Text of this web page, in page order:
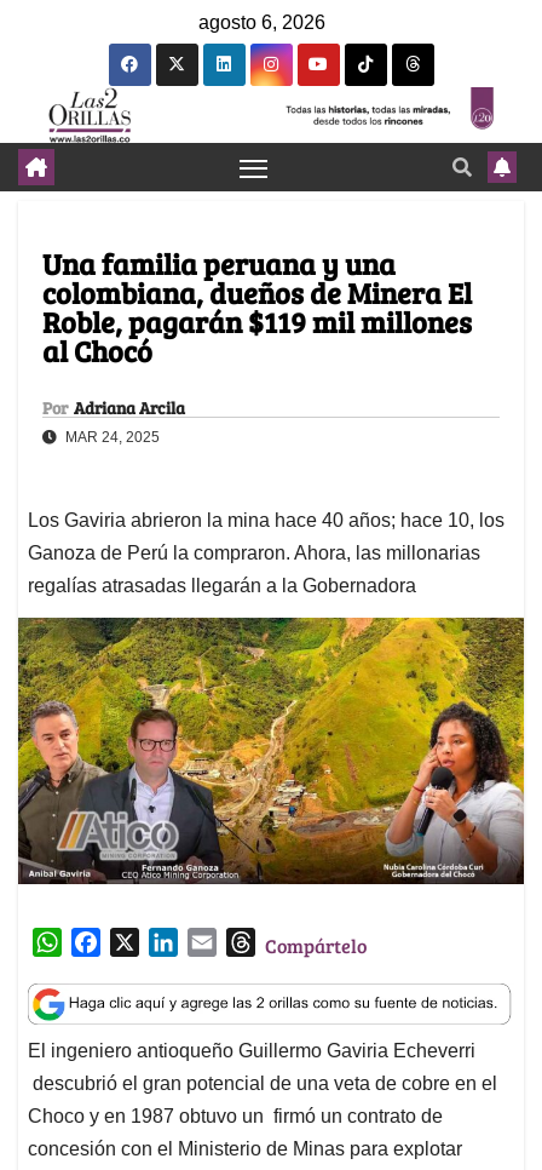
agosto 6, 2026
Una familia peruana y una
colombiana, dueños de Minera El
Roble, pagarán $119 mil millones
al Chocó
Por Adriana Arcila
MAR 24, 2025
Los Gaviria abrieron la mina hace 40 años; hace 10, los
Ganoza de Perú la compraron. Ahora, las millonarias
regalías atrasadas llegarán a la Gobernadora
W
a
t
s
A
p
p
c
e
b
o
o
k
n
k
e
d
I
n
a
i
l
T
r
e
a
d
s
Compártelo
El ingeniero antioqueño Guillermo Gaviria Echeverri
descubrió el gran potencial de una veta de cobre en el
Choco y en 1987 obtuvo un firmó un contrato de
concesión con el Ministerio de Minas para explotar